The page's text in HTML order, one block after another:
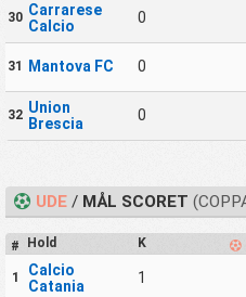
30 Carrarese
Calcio
0
31 Mantova FC 0
32 Union
Brescia
0
UDE /MÅL SCORET
# Hold K
1
Calcio
Catania
1